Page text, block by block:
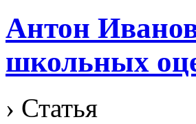
Антон
школьных
› Статья